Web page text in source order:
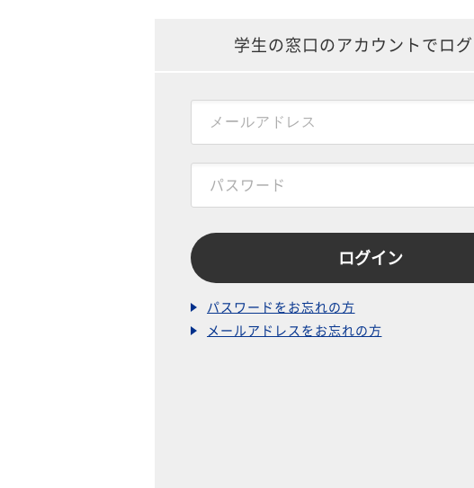
学生の窓口のアカウントでロ
パスワードをお忘れの方
メールアドレスをお忘れの方